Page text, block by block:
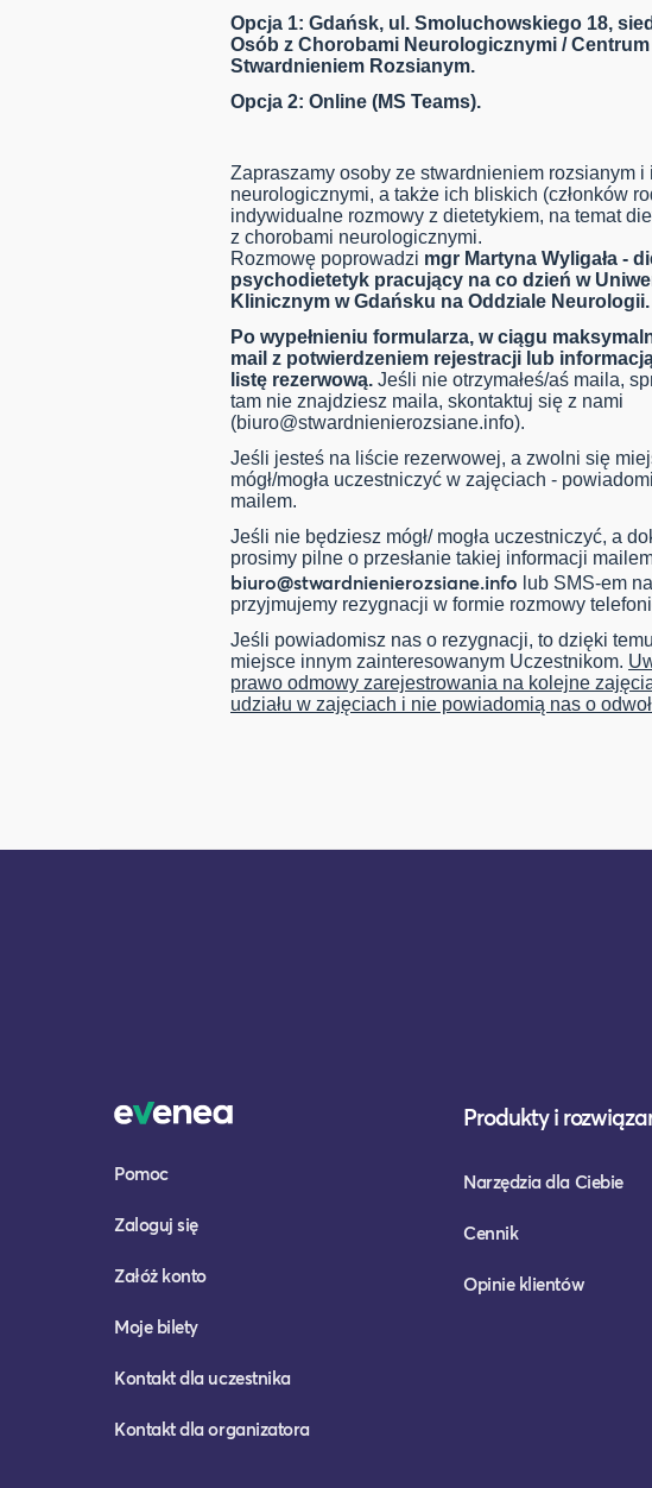
Opcja 1: Gdańsk, ul. Smoluchowskiego 18,
Osób z Chorobami Neurologicznymi /
Stwardnieniem Rozsianym.
Opcja 2: Online (MS Teams).
Zapraszamy osoby ze stwardnieniem rozsianym i
neurologicznymi, a także ich bliskich (członków
indywidualne rozmowy z dietetykiem, na temat
z chorobami neurologicznymi.
Rozmowę poprowadzi mgr Martyna Wyligała -
psychodietetyk pracujący na co dzień w
Klinicznym w Gdańsku na Oddziale Neurologii.
Po wypełnieniu formularza, w ciągu
mail z potwierdzeniem rejestracji lub
listę rezerwową. Jeśli nie otrzymałeś/aś maila,
tam nie znajdziesz maila, skontaktuj się z nami
(biuro@stwardnienierozsiane.info).
Jeśli jesteś na liście rezerwowej, a zwolni się
mógł/mogła uczestniczyć w zajęciach -
mailem.
Jeśli nie będziesz mógł/ mogła uczestniczyć, a
prosimy pilne o przesłanie takiej informacji
biuro@stwardnienierozsiane.info lub SMS-em
przyjmujemy rezygnacji w formie rozmowy
Jeśli powiadomisz nas o rezygnacji, to dzięki
miejsce innym zainteresowanym Uczestnikom.
prawo odmowy zarejestrowania na kolejne
udziału w zajęciach i nie powiadomią nas o
Pomoc
Zaloguj się
Załóż konto
Moje bilety
Kontakt dla uczestnika
Kontakt dla organizatora
Produkty i
Narzędzia dla Ciebie
Cennik
Opinie klientów